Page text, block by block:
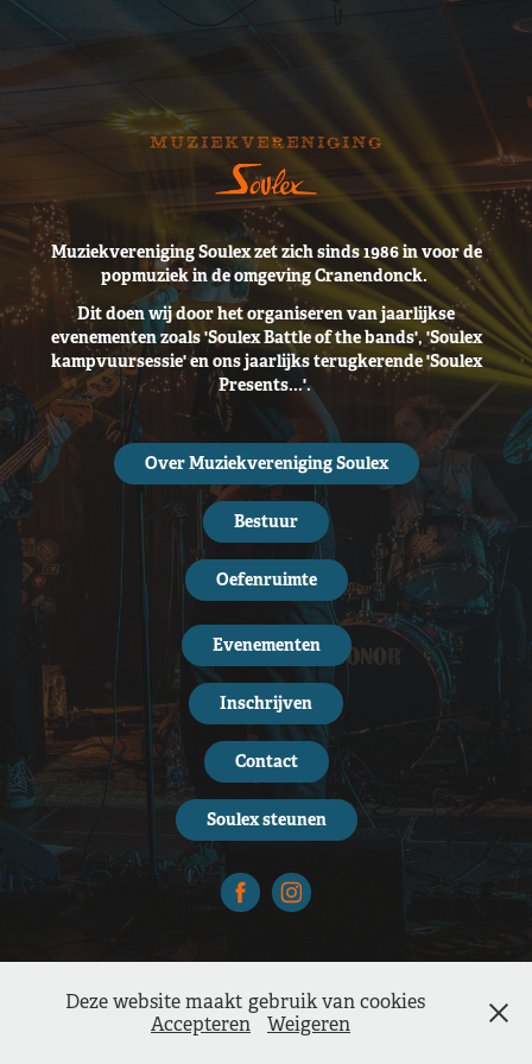
Muziekvereniging
Muziekvereniging Soulex zet zich sinds 1986 in voor de
popmuziek in de omgeving Cranendonck.
Dit doen wij door het organiseren van jaarlijkse
evenementen zoals 'Soulex Battle of the bands', 'Soulex
kampvuursessie' en ons jaarlijks terugkerende 'Soulex
Presents...'.
Over Muziekvereniging Soulex
Bestuur
Oefenruimte
Evenementen
Inschrijven
Contact
Soulex steunen
Deze website maakt gebruik van cookies
Accepteren
Weigeren